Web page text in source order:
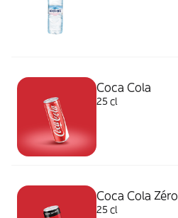
Coca Cola
25 cl
Coca Cola Zéro
25 cl